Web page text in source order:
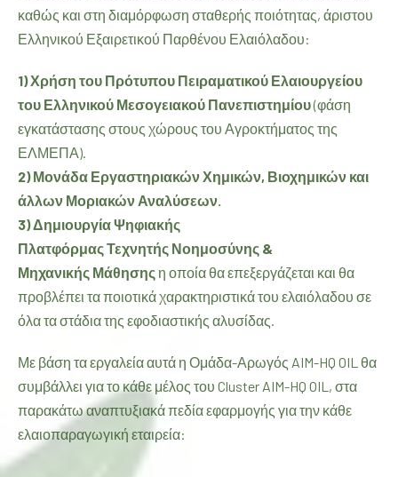
καθώς και στη διαμόρφωση σταθερής ποιότητας, άριστου
Ελληνικού Εξαιρετικού Παρθένου Ελαιόλαδου:
1)Χρήση του Πρότυπου Πειραματικού Ελαιουργείου
του Ελληνικού Μεσογειακού Πανεπιστημίου(φάση
εγκατάστασης στους χώρους του Αγροκτήματος της
ΕΛΜΕΠΑ).
2) Μονάδα Εργαστηριακών Χημικών, Βιοχημικών και
άλλων Μοριακών Αναλύσεων.
3) Δημιουργία Ψηφιακής
Πλατφόρμας Τεχνητής Νοημοσύνης &
Μηχανικής Μάθησης η οποία θα επεξεργάζεται και θα
προβλέπει τα ποιοτικά χαρακτηριστικά του ελαιόλαδου σε
όλα τα στάδια της εφοδιαστικής αλυσίδας.
Με βάση τα εργαλεία αυτά η Ομάδα-Αρωγός AIM-HQ OIL θα
συμβάλλει για το κάθε μέλος του Cluster AIM-HQ OIL, στα
παρακάτω αναπτυξιακά πεδία εφαρμογής για την κάθε
ελαιοπαραγωγική εταιρεία: